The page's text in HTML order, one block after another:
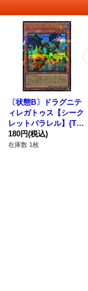
〔状態B〕ドラグニテ
ィレガトゥス【シーク
レットパラレル】{TW
03-JP027}《モンスタ
ー》
180円(税込)
在庫数 1枚